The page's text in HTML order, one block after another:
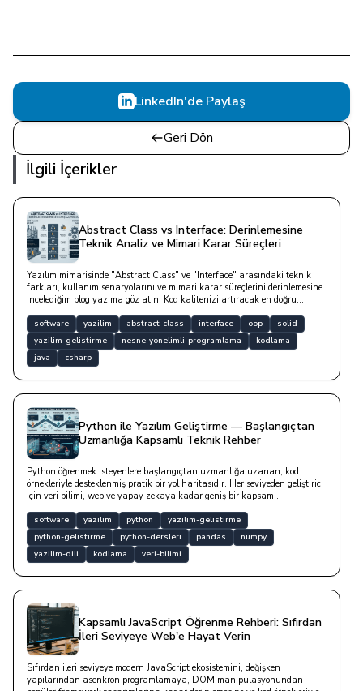
LinkedIn'de Paylaş
Geri Dön
İlgili İçerikler
Abstract Class vs Interface: Derinlemesine
Teknik Analiz ve Mimari Karar Süreçleri
Yazılım mimarisinde "Abstract Class" ve "Interface" arasındaki teknik
farkları, kullanım senaryolarını ve mimari karar süreçlerini derinlemesine
incelediğim blog yazıma göz atın. Kod kalitenizi artıracak en doğru
software yazilim abstract-class interface oop
solid
yazilim-gelistirme
nesne-yonelimli-programlama
kodlama
java
csharp
Python ile Yazılım Geliştirme — Başlangıçtan
Uzmanlığa Kapsamlı Teknik Rehber
Python öğrenmek isteyenlere başlangıçtan uzmanlığa uzanan, kod
örnekleriyle desteklenmiş pratik bir yol haritasıdır. Her seviyeden geliştirici
için veri bilimi, web ve yapay zekaya kadar geniş bir kapsam
software yazilim python
yazilim-gelistirme
python-gelistirme
python-dersleri pandas
numpy
yazilim-dili
kodlama veri-bilimi
Kapsamlı JavaScript Öğrenme Rehberi: Sıfırdan
İleri Seviyeye Web'e Hayat Verin
Sıfırdan ileri seviyeye modern JavaScript ekosistemini, değişken
yapılarından asenkron programlamaya, DOM manipülasyonundan